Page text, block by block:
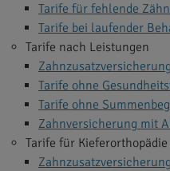
Tarife für fehlende
Tarife bei laufender
Tarife nach Leistungen
Tarife ohne
Tarife ohne
Zahnversicherung mit
Tarife für Kieferorthopädie